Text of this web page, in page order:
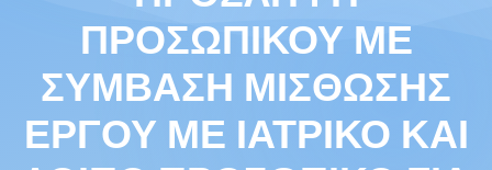
ΠΡΟΣΩΠΙΚΟΥ ΜΕ
ΣΥΜΒΑΣΗ ΜΙΣΘΩΣΗΣ
ΕΡΓΟΥ ΜΕ ΙΑΤΡΙΚΟ ΚΑΙ